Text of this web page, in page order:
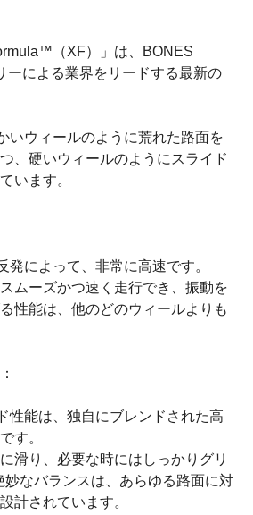
（XF）」は、BONES
ーによる業界をリードする最新の
いウィールのように荒れた路面を
、硬いウィールのようにスライド
います。
によって、非常に高速です。
ムーズかつ速く走行でき、振動を
性能は、他のどのウィールよりも
性能は、独自にブレンドされた高
す。
滑り、必要な時にはしっかりグリ
なバランスは、あらゆる路面に対
計されています。